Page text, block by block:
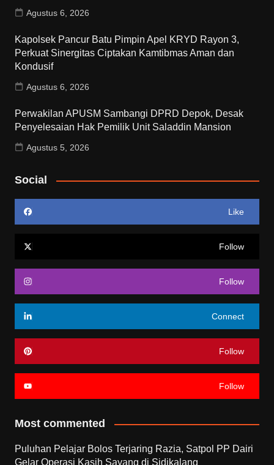
Agustus 6, 2026
Kapolsek Pancur Batu Pimpin Apel KRYD Rayon 3,
Perkuat Sinergitas Ciptakan Kamtibmas Aman dan
Kondusif
Agustus 6, 2026
Perwakilan APUSM Sambangi DPRD Depok, Desak
Penyelesaian Hak Pemilik Unit Saladdin Mansion
Agustus 5, 2026
Social
Like
Follow
Follow
Connect
Follow
Follow
Most commented
Puluhan Pelajar Bolos Terjaring Razia, Satpol PP Dairi
Gelar Operasi Kasih Sayang di Sidikalang